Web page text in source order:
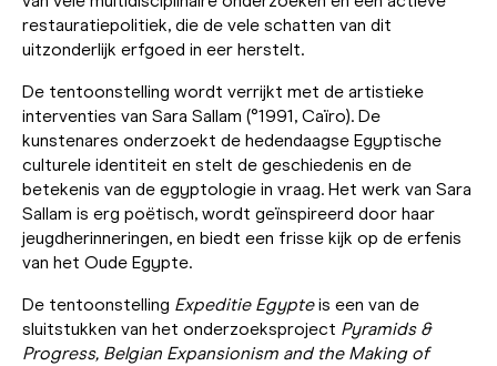
restauratiepolitiek, die de vele schatten van dit
uitzonderlijk erfgoed in eer herstelt.
De tentoonstelling wordt verrijkt met de artistieke
interventies van Sara Sallam (°1991, Caïro). De
kunstenares onderzoekt de hedendaagse Egyptische
culturele identiteit en stelt de geschiedenis en de
betekenis van de egyptologie in vraag. Het werk van Sara
Sallam is erg poëtisch, wordt geïnspireerd door haar
jeugdherinneringen, en biedt een frisse kijk op de erfenis
van het Oude Egypte.
De tentoonstelling Expeditie Egypteis een van de
sluitstukken van het onderzoeksproject Pyramids &
Progress, Belgian Expansionism and the Making of